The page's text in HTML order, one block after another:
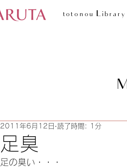
totonou Library
足臭
2011年6月12日 読了時間: 1分
足の臭い・・・